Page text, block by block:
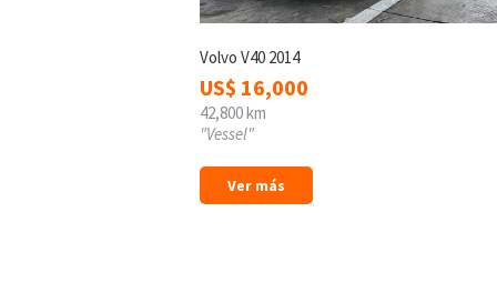
Volvo V40 2014
US$ 16,000
42,800 km
"Vessel"
Ver más